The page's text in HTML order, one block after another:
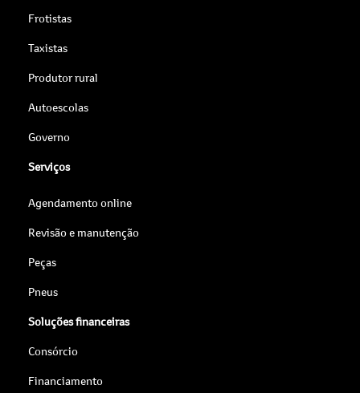
Frotistas
Taxistas
Produtor rural
Autoescolas
Governo
Serviços
Agendamento online
Revisão e manutenção
Peças
Pneus
Soluções financeiras
Consórcio
Financiamento